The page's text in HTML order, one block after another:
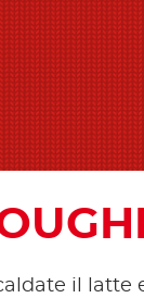
il latte